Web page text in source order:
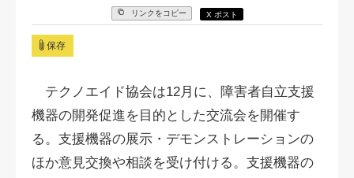
リンクをコピー X ポスト
保存
テクノエイド協会は12月に、障害者自立支援
機器の開発促進を目的とした交流会を開催す
る。支援機器の展示・デモンストレーションの
ほか意見交換や相談を受け付ける。支援機器の